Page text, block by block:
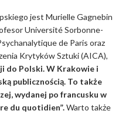
jest Murielle Gagnebin
Université Sorbonne-
de Paris oraz
Krytyków Sztuki (AICA),
do Polski. W Krakowie i
publicznością. To także
wydanej po francusku w
du quotidien”.Warto także